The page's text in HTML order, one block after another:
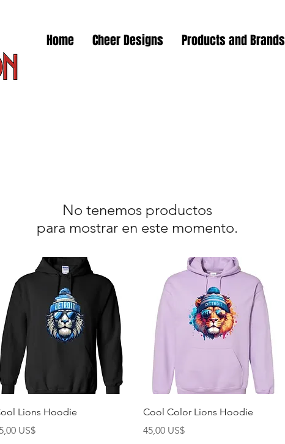
Home Cheer Designs Products and Brands
No tenemos productos
para mostrar en este momento.
Vista rápida
Lions Hoodie
US$
Vista rápida
Cool Color Lions Hoodie
Precio
45,00 US$